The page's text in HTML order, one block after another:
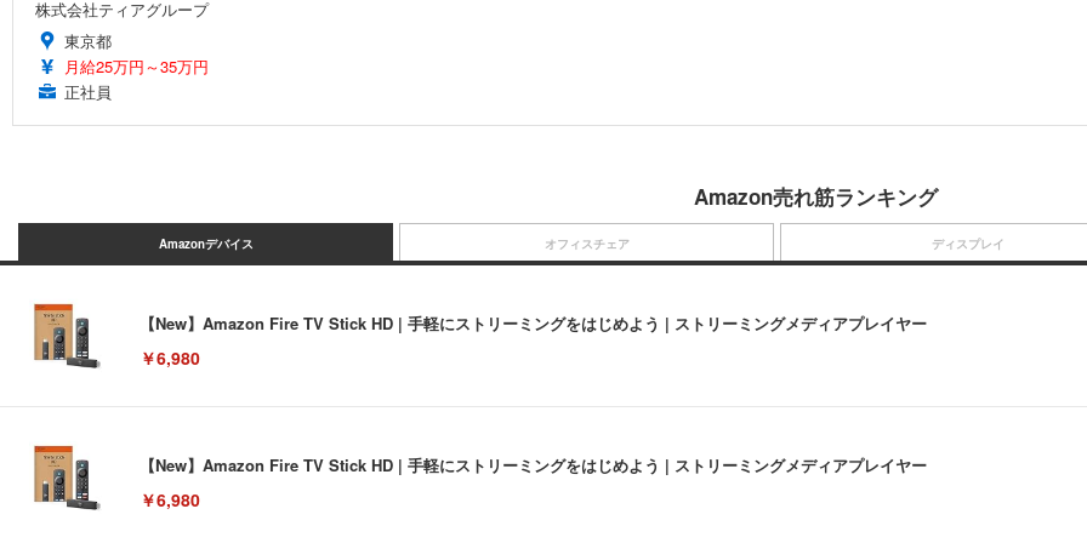
株式会社ティアグループ
東京都
月給25万円～35万円
正社員
Amazon売れ筋ランキング
Amazonデバイス
【New】Amazon Fire TV Stick HD | 手軽にストリーミングをはじめよう | ストリーミングメディアプレイヤー
￥6,980
【New】Amazon Fire TV Stick HD | 手軽にストリーミングをはじめよう | ストリーミングメディアプレイヤー
￥6,980
オフィスチェア ディスプレイ